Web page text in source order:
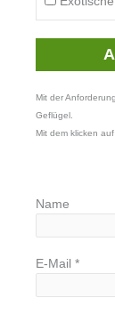
Mit der
Geflügel.
Mit dem klicken
Name
E-Mail *